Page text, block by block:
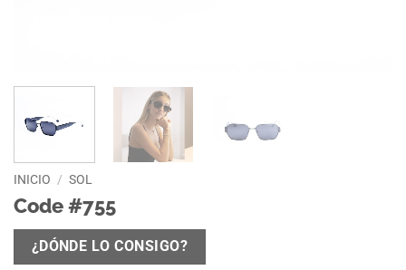
INICIO / SOL
Code #755
¿DÓNDE LO CONSIGO?